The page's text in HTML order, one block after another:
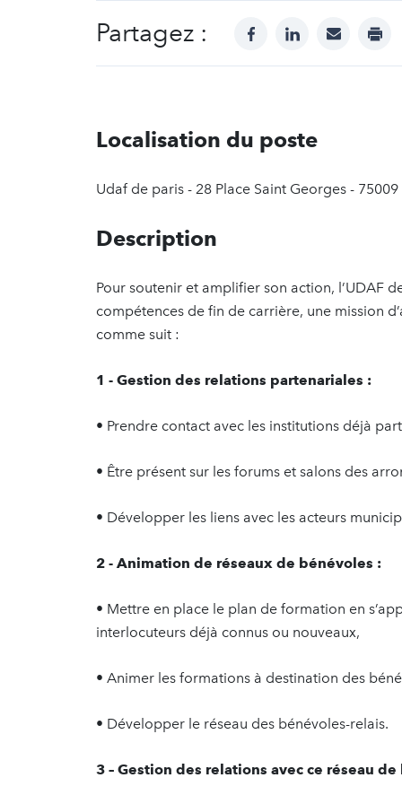
Partagez : facebooklinkedinmail
Localisation du poste
Udaf de paris - 28 Place Saint Georges - 75009
Description
Pour soutenir et amplifier son action, l’UDAF
compétences de fin de carrière, une mission
comme suit :
1 - Gestion des relations partenariales :
• Prendre contact avec les institutions déjà
• Être présent sur les forums et salons des
• Développer les liens avec les acteurs
2 - Animation de réseaux de bénévoles :
• Mettre en place le plan de formation en
interlocuteurs déjà connus ou nouveaux,
• Animer les formations à destination des
• Développer le réseau des bénévoles-relais.
3 – Gestion des relations avec ce réseau